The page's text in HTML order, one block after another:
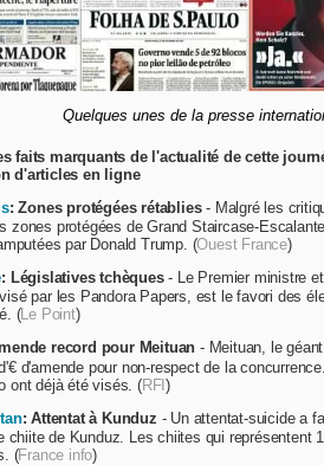
Quelques unes de la presse
faits marquants de l'actualité de cette
d'articles en ligne
: Zones protégées rétablies- Malgré les
zones protégées de Grand Staircase-
par Donald Trump. (Ouest France)
: Législatives tchèques- Le Premier ministre
par les Pandora Papers, est le favori des
(Le Point)
record pour Meituan - Meituan, le
d'amende pour non-respect de la
ont déjà été visés. (RFI)
: Attentat à Kunduz - Un attentat-suicide a
chiite de Kunduz. Les chiites qui représentent
(France info)